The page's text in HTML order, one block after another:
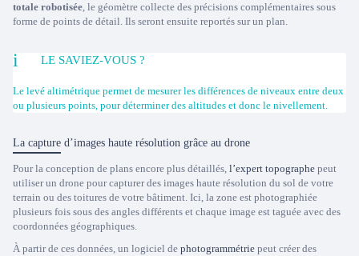
totale robotisée, le géomètre collecte des précisions complémentaires sous
forme de points de détail. Ils seront ensuite reportés sur un plan.
LE SAVIEZ-VOUS ?
Le levé altimétrique permet de mesurer les différences de niveaux entre deux
ou plusieurs points, pour déterminer des altitudes et donc le nivellement.
La capture d’images haute résolution grâce au drone
Pour la conception de plans encore plus détaillés, l’expert topographe peut
utiliser un drone pour capturer des images haute résolution du sol de votre
terrain ou des toitures de votre bâtiment. Ici, la zone est photographiée
plusieurs fois sous des angles différents et chaque image est taguée avec des
coordonnées géographiques.
À partir de ces données, un logiciel de photogrammétrie peut créer des